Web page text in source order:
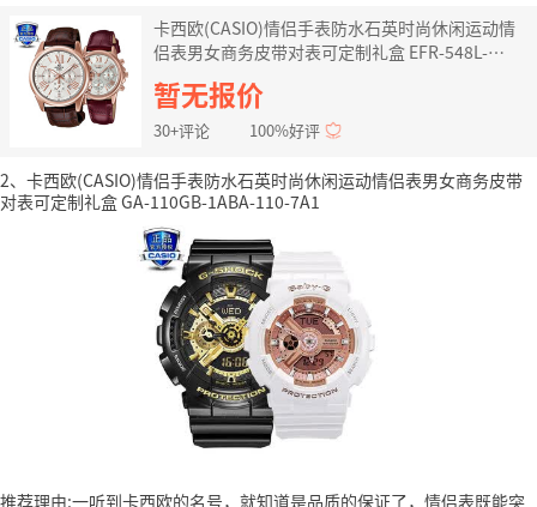
卡西欧(CASIO)情侣手表防水石英时尚休闲运动情
侣表男女商务皮带对表可定制礼盒 EFR-548L-
7ASHE-5520PGL-7
暂无报价
30+评论 100%好评
2、卡西欧(CASIO)情侣手表防水石英时尚休闲运动情侣表男女商务皮带
对表可定制礼盒 GA-110GB-1ABA-110-7A1
推荐理由:一听到卡西欧的名号，就知道是品质的保证了，情侣表既能突